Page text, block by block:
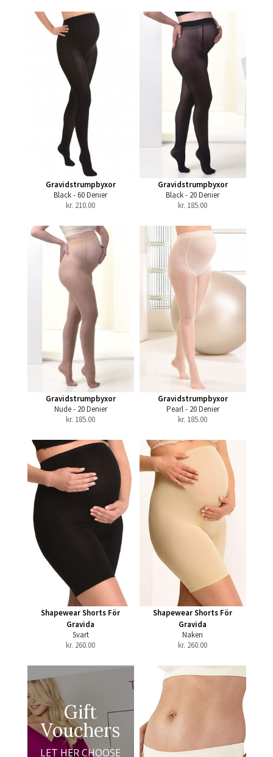
Gravidstrumpbyxor
Black - 60 Denier
kr. 210.00
Gravidstrumpbyxor
Black - 20 Denier
kr. 185.00
Gravidstrumpbyxor
Nude - 20 Denier
kr. 185.00
Gravidstrumpbyxor
Pearl - 20 Denier
kr. 185.00
Shapewear Shorts För
Gravida
Svart
kr. 260.00
Shapewear Shorts För
Gravida
Naken
kr. 260.00
Gift
Vouchers
LET HER CHOOSE